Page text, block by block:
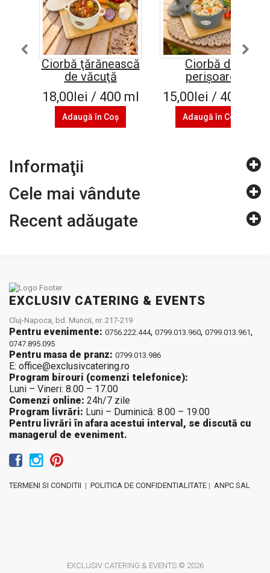
Ciorbă ţărănească
de văcuţă
18,00lei / 400 ml
Adaugă în Coş
Ciorbă de
perișoare
15,00lei / 400 ml
Adaugă în Coş
Informaţii
Cele mai vândute
Recent adăugate
EXCLUSIV CATERING & EVENTS
Cluj-Napoca, bd. Muncii, nr. 217-219
Pentru evenimente: 0756.222.444, 0799.013.960, 0799.013.961,
0747.895.095
Pentru masa de pranz: 0799.013.986
E: office@exclusivcatering.ro
Program birouri (comenzi telefonice):
Luni – Vineri: 8.00 – 17.00
Comenzi online: 24h/7 zile
Program livrări: Luni – Duminică: 8.00 – 19.00
Pentru livrări în afara acestui interval, se discută cu
managerul de eveniment.
TERMENI SI CONDITII | POLITICA DE CONFIDENTIALITATE | ANPC SAL
EXCLUSIV CATERING & EVENTS © 2026